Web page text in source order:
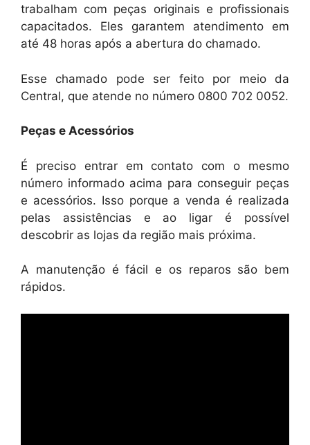
trabalham com peças originais e profissionais
capacitados. Eles garantem atendimento em
até 48 horas após a abertura do chamado.
Esse chamado pode ser feito por meio da
Central, que atende no número 0800 702 0052.
Peças e Acessórios
É preciso entrar em contato com o mesmo
número informado acima para conseguir peças
e acessórios. Isso porque a venda é realizada
pelas assistências e ao ligar é possível
descobrir as lojas da região mais próxima.
A manutenção é fácil e os reparos são bem
rápidos.